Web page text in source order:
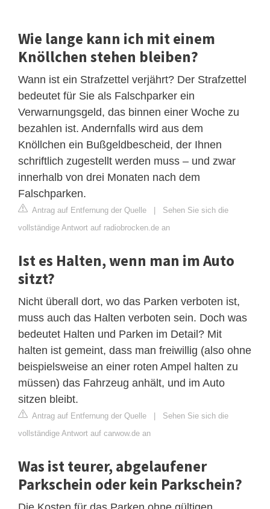
Wie lange kann ich mit einem
Knöllchen stehen bleiben?
Wann ist ein Strafzettel verjährt? Der Strafzettel
bedeutet für Sie als Falschparker ein
Verwarnungsgeld, das binnen einer Woche zu
bezahlen ist. Andernfalls wird aus dem
Knöllchen ein Bußgeldbescheid, der Ihnen
schriftlich zugestellt werden muss – und zwar
innerhalb von drei Monaten nach dem
Falschparken.
Antrag auf Entfernung der Quelle | Sehen Sie sich die
vollständige Antwort auf radiobrocken.de an
Ist es Halten, wenn man im Auto
sitzt?
Nicht überall dort, wo das Parken verboten ist,
muss auch das Halten verboten sein. Doch was
bedeutet Halten und Parken im Detail? Mit
halten ist gemeint, dass man freiwillig (also ohne
beispielsweise an einer roten Ampel halten zu
müssen) das Fahrzeug anhält, und im Auto
sitzen bleibt.
Antrag auf Entfernung der Quelle | Sehen Sie sich die
vollständige Antwort auf carwow.de an
Was ist teurer, abgelaufener
Parkschein oder kein Parkschein?